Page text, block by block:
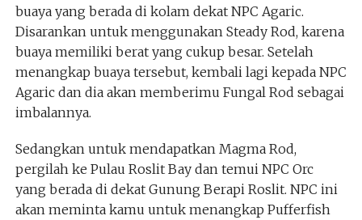
buaya yang berada di kolam dekat NPC Agaric.
Disarankan untuk menggunakan Steady Rod, karena
buaya memiliki berat yang cukup besar. Setelah
menangkap buaya tersebut, kembali lagi kepada NPC
Agaric dan dia akan memberimu Fungal Rod sebagai
imbalannya.
Sedangkan untuk mendapatkan Magma Rod,
pergilah ke Pulau Roslit Bay dan temui NPC Orc
yang berada di dekat Gunung Berapi Roslit. NPC ini
akan meminta kamu untuk menangkap Pufferfish